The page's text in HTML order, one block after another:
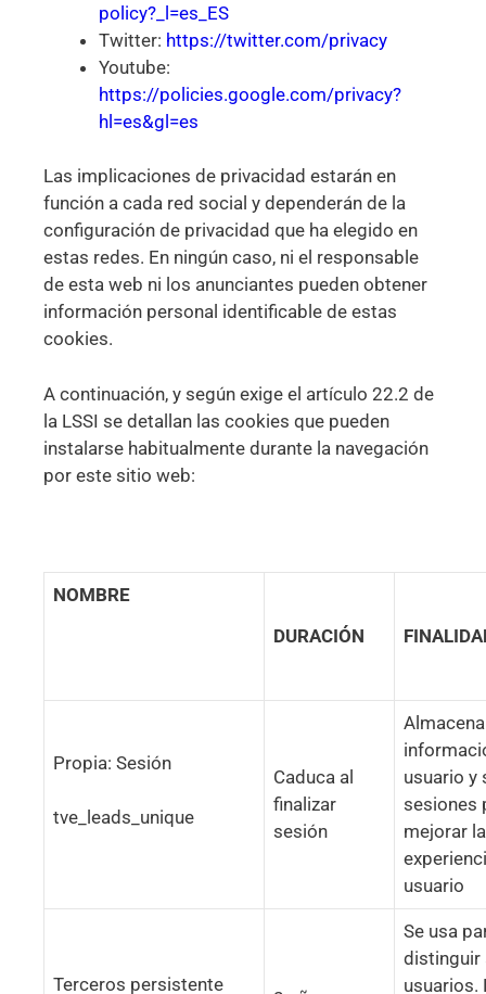
policy?_l=es_ES
Twitter: https://twitter.com/privacy
Youtube:
https://policies.google.com/privacy?
hl=es&gl=es
Las implicaciones de privacidad estarán en
función a cada red social y dependerán de la
configuración de privacidad que ha elegido en
estas redes. En ningún caso, ni el responsable
de esta web ni los anunciantes pueden obtener
información personal identificable de estas
cookies.
A continuación, y según exige el artículo 22.2 de
la LSSI se detallan las cookies que pueden
instalarse habitualmente durante la navegación
por este sitio web:
NOMBRE
DURACIÓN
Propia: Sesión
tve_leads_unique
Caduca al
finalizar
sesión
usuario y
sesiones
mejorar la
usuario
Terceros persistente
Se usa
distinguir
usuarios.